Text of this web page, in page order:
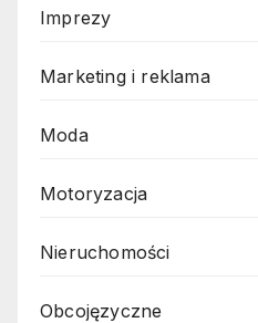
Imprezy
Marketing i reklama
Moda
Motoryzacja
Nieruchomości
Obcojęzyczne